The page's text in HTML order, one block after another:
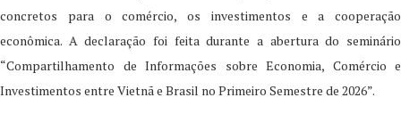
concretos para o comércio, os investimentos e a cooperação
econômica. A declaração foi feita durante a abertura do seminário
“Compartilhamento de Informações sobre Economia, Comércio e
Investimentos entre Vietnã e Brasil no Primeiro Semestre de 2026”.